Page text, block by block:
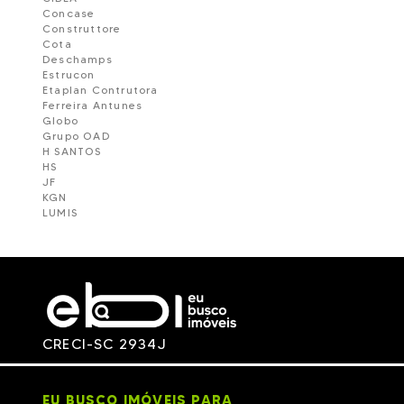
Concase
Construttore
Cota
Deschamps
Estrucon
Etaplan Contrutora
Ferreira Antunes
Globo
Grupo OAD
H SANTOS
HS
JF
KGN
LUMIS
NR CONSTRUTORA E INCORPORADORA
PIEMONTE
PROCAVE
RVJ
TERRA
Unique
Zimmermann
CRECI-SC 2934J
EU BUSCO IMÓVEIS PARA